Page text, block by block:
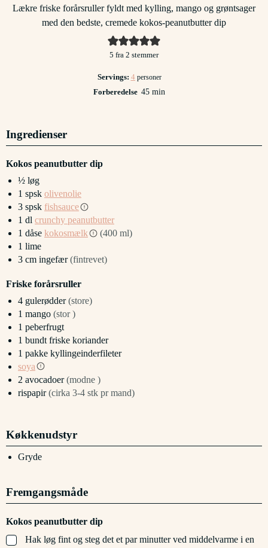
Lækre friske forårsruller fyldt med kylling, mango og grøntsager
med den bedste, cremede kokos-peanutbutter dip
5 fra 2 stemmer
Servings: 4 personer
Forberedelse 45minutter
min
Ingredienser
Kokos peanutbutter dip
½ løg
1 spsk olivenolie
3 spsk fishsauce
1 dl crunchy peanutbutter
1 dåse kokosmælk
(400 ml)
1 lime
3 cm ingefær (fintrevet)
Friske forårsruller
4 gulerødder (store)
1 mango (stor )
1 peberfrugt
1 bundt friske koriander
1 pakke kyllingeinderfileter
soya
2 avocadoer (modne )
rispapir (cirka 3-4 stk pr mand)
Køkkenudstyr
Gryde
Fremgangsmåde
Kokos peanutbutter dip
▢
Hak løg fint og steg det et par minutter ved middelvarme i en